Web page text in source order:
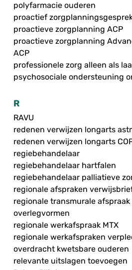
polyfarmacie ouderen
proactief
proactieve zorgplanning ACP
proactieve zorgplanning
ACP
professionele zorg alleen als
psychosociale ondersteuning
R
RAVU
redenen verwijzen longarts
redenen verwijzen longarts
regiebehandelaar
regiebehandelaar hartfalen
regiebehandelaar palliatieve
regionale afspraken
regionale transmurale
overlegvormen
regionale werkafspraak MTX
regionale werkafspraken
overdracht kwetsbare ouderen
relevante uitslagen toevoegen